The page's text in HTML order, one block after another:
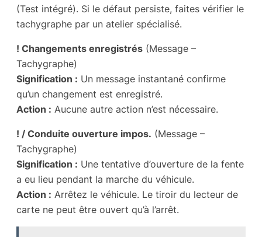
(Test intégré). Si le défaut persiste, faites vérifier le
tachygraphe par un atelier spécialisé.
! Changements enregistrés (Message –
Tachygraphe)
Signification : Un message instantané confirme
qu’un changement est enregistré.
Action : Aucune autre action n’est nécessaire.
! / Conduite ouverture impos. (Message –
Tachygraphe)
Signification : Une tentative d’ouverture de la fente
a eu lieu pendant la marche du véhicule.
Action : Arrêtez le véhicule. Le tiroir du lecteur de
carte ne peut être ouvert qu’à l’arrêt.